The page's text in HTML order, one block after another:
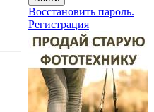
Восстановить пароль.
Регистрация